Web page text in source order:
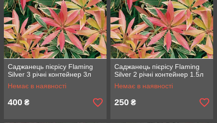
Саджанець пієрісу Flaming
Silver 3 річні контейнер 3л
Немає в наявності
400 ₴
Саджанець пієрісу Flaming
Silver 2 річні контейнер 1.5л
Немає в наявності
250 ₴